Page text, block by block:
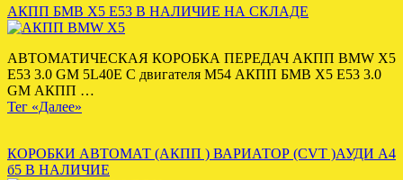
АКПП БМВ Х5 Е53 В НАЛИЧИЕ НА СКЛАДЕ
АВТОМАТИЧЕСКАЯ КОРОБКА ПЕРЕДАЧ АКПП BMW X5
E53 3.0 GM 5L40E С двигателя M54 АКПП БМВ Х5 Е53 3.0
GM АКПП …
Тег «Далее»
КОРОБКИ АВТОМАТ (АКПП ) ВАРИАТОР (CVT )АУДИ А4
б5 В НАЛИЧИЕ